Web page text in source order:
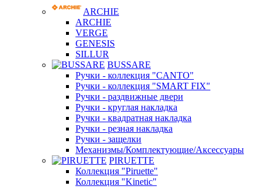
ARCHIE
ARCHIE
VERGE
GENESIS
SILLUR
BUSSARE
Ручки - коллекция "CANTO"
Ручки - коллекция "SMART FIX"
Ручки - раздвижные двери
Ручки - круглая накладка
Ручки - квадратная накладка
Ручки - резная накладка
Ручки - защелки
Механизмы/Комплектующие/Аксессуары
PIRUETTE
Коллекция "Piruette"
Коллекция "Kinetic"